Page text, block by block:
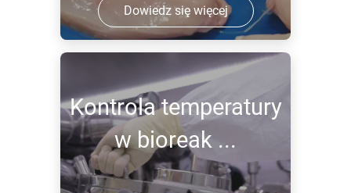
Dowiedz się więcej
Kontrola temperatury
w bioreak ...